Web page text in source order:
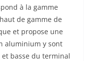
à la gamme
de gamme de
et propose une
aluminium y sont
basse du terminal